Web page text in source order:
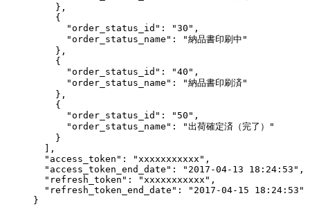
},
{
"order_status_id" : "30 " ,
"order_status_name" : "納品書印刷中 "
},
{
"order_status_id" : "40 " ,
"order_status_name" : "納品書印刷済 "
},
{
"order_status_id" : " 50 " ,
"order_status_name" : "出荷確定済（完了）
"
}
],
"access_token" : "xxxxxxxxxxx " ,
"access_token_end_date" : " 2017-04-13 18:24:53 " ,
"refresh_token" : "xxxxxxxxxxx " ,
"refresh_token_end_date" : " 2017-04-15 18:24:53 "
}